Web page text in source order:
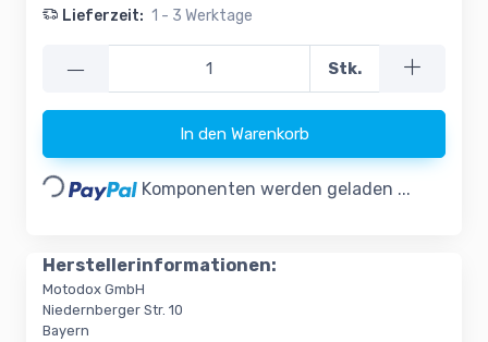
Lieferzeit: 1 - 3 Werktage
— Stk.
In den Warenkorb
Loading... Komponenten werden geladen ...
Herstellerinformationen:
Motodox GmbH
Niedernberger Str. 10
Bayern